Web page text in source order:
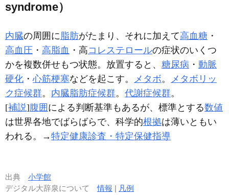
syndrome）
内臓の周囲に脂肪がたまり、それに加えて高血糖 ・
高血圧 ・ 高脂血 ・高コレステロールの症状のいくつ
かを複数併せもつ状態。放置すると、 糖尿病 ・ 動脈
硬化 ・心筋梗塞などを起こす。 メタボ。 メタボリッ
ク症候群。 内臓脂肪症候群。 代謝症候群。
[補説]腹囲 による判断基準もあるが、標準とする数値
は世界各地でばらばらで、科学的根拠は薄いともい
われる。→特定健康診査・特定保健指導
出典 小学館
デジタル大辞泉について情報 | 凡例